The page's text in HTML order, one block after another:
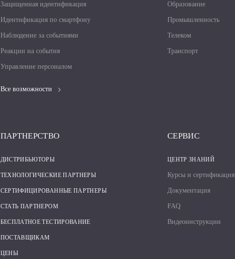
Защищенная идентификация
Идентификация по смартфону
Наблюдение за событиями
Реакции на события
Управление персоналом
Все возможности
Образование
Промышленность
Телеком
Транспорт
ПАРТНЕРСТВО
ДИСТРИБЬЮТОРЫ
ТЕХНОЛОГИЧЕСКИЕ ПАРТНЕРЫ
СЕРТИФИЦИРОВАННЫЕ ПАРТНЕРЫ
СТАТЬ ПАРТНЕРОМ
БЕСПЛАТНОЕ ТЕСТИРОВАНИЕ
ПОСТАВЩИКАМ
ЦЕНЫ
СЕРВИС
ЦЕНТР ЗНАНИЙ
Курсы и сертификация
Документация
FAQ
Видеоинструкции